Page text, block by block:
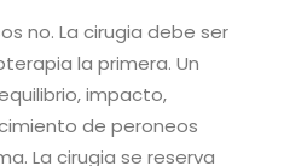
no. La cirugia debe ser
la primera. Un
impacto,
de peroneos
La cirugia se reserva